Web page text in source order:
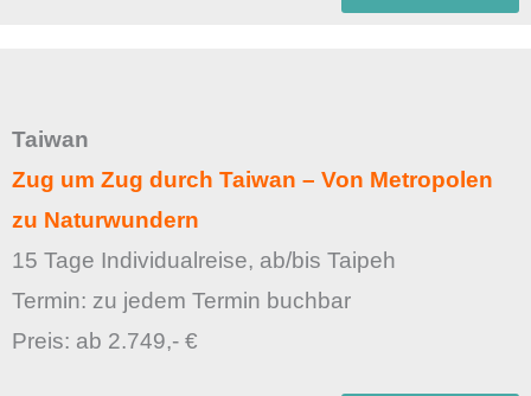
Taiwan
Zug um Zug durch Taiwan – Von Metropolen
zu Naturwundern
15 Tage Individualreise, ab/bis Taipeh
Termin: zu jedem Termin buchbar
Preis: ab 2.749,- €